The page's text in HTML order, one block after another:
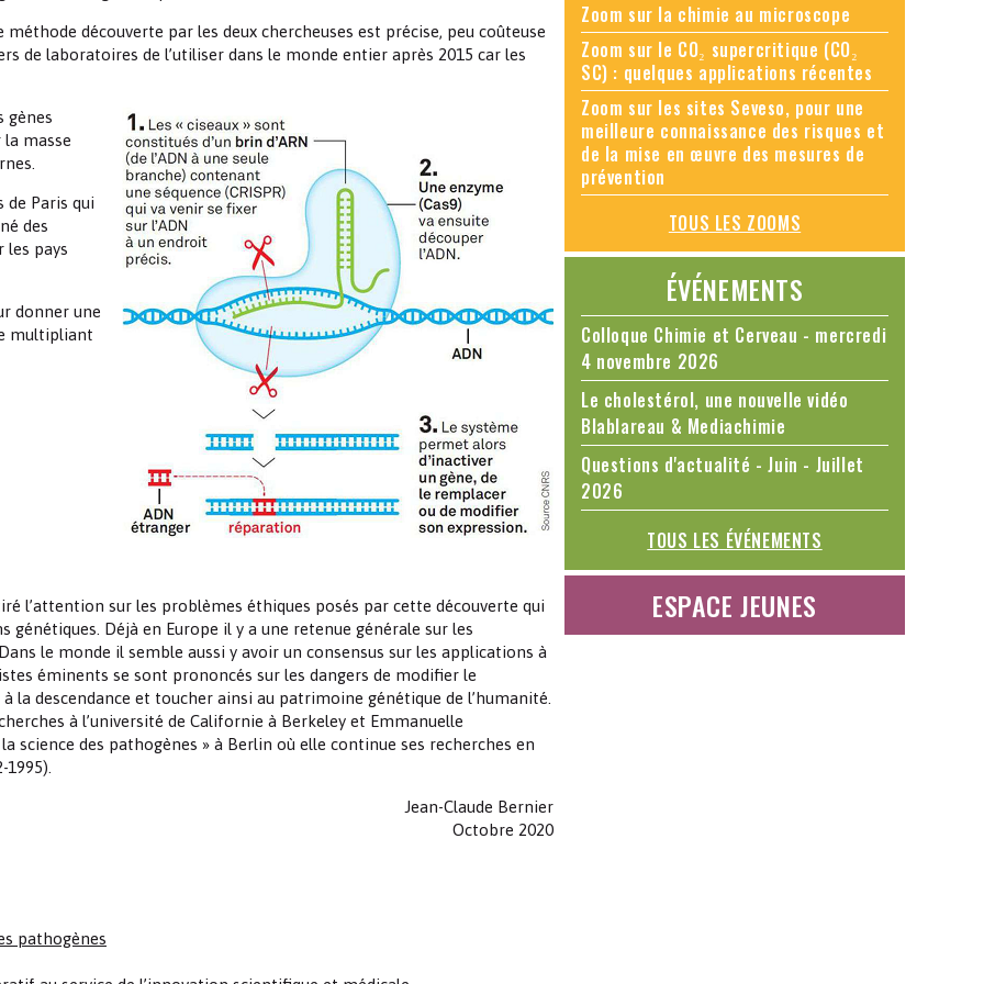
méthode découverte par les deux chercheuses est précise, peu coûteuse
de laboratoires de l’utiliser dans le monde entier après 2015 car les
gènes
masse
de Paris qui
des
les pays
donner une
multipliant
l’attention sur les problèmes éthiques posés par cette découverte qui
génétiques. Déjà en Europe il y a une retenue générale sur les
le monde il semble aussi y avoir un consensus sur les applications à
éminents se sont prononcés sur les dangers de modifier le
descendance et toucher ainsi au patrimoine génétique de l’humanité.
à l’université de Californie à Berkeley et Emmanuelle
science des pathogènes » à Berlin où elle continue ses recherches en
Jean-Claude Bernier
Octobre 2020
pathogènes
Zoom sur la chimie au microscope
Zoom sur le CO₂ supercritique (CO₂
SC) : quelques applications récentes
Zoom sur les sites Seveso, pour une
meilleure connaissance des risques et
de la mise en œuvre des mesures de
prévention
TOUS LES ZOOMS
ÉVÉNEMENTS
Colloque Chimie et Cerveau - mercredi
4 novembre 2026
Le cholestérol, une nouvelle vidéo
Blablareau & Mediachimie
Questions d'actualité - Juin - Juillet
2026
TOUS LES ÉVÉNEMENTS
ESPACE JEUNES